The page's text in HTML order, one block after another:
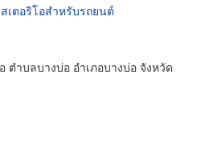
เตอริโอสำหรับรถยนต์
ตำบลบางบ่อ อำเภอบางบ่อ จังหวัด